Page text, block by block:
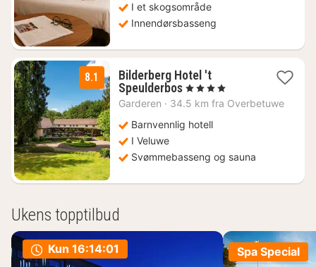
I et skogsområde
Innendørsbasseng
8.1
Bilderberg Hotel 't
Speulderbos1
natt
980
, 4 Stjerner
Garderen · 34.5 km fra Overbetuwe
Barnvennlig hotell
I Veluwe
Svømmebasseng og sauna
Ukens topptilbud
Kun 16:14:01 Spa Special